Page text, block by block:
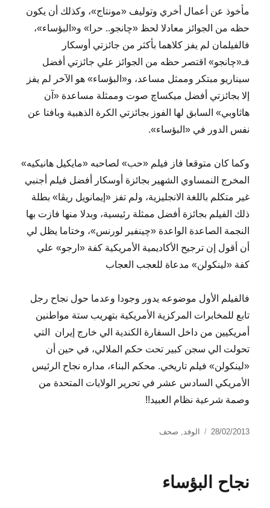
مأخوذ عن أعمال أخري وتوليف «مونتاج»، وكذلك أن يكون
حظه من الجوائز معادلا لحظ «چانجو.. حرا» و«البؤساء»،
فالفيلمان لم يفز كلاهما بأكثر من جائزتي أوسكار
فـ«چانجو» اقتصر حظه من الجوائز علي جائزتي أفضل
سيناريو مبتكر وممثل مساعد، و«البؤساء» هو الآخر لم يفز
إلا بجائزتي أفضل ميكساچ صوت وممثلة مساعدة «آن
هاثاوبي» السابق لها الفوز بجائزتي الكرة الذهبية وبافتا عن
نفس الدور في «البؤساء».
وكما كان متوقعا فاز فيلم «حب» لصاحبه «مايكيل هانيكيه»
المخرج النمساوي الشهير بجائزة أوسكار أفضل فيلم أجنبي
غير متكلم باللغة الانجليزية، ولم تفز «إيمانويل ريڤا» بطلة
ذلك الفيلم بجائزة أفضل ممثلة رئيسية، وبدلا منها فازت بها
النجمة الصاعدة الواعدة «چينفير لورنس»، وختاما يظل لي
أن أقول إن ترجيح الأكاديمية الأمريكية كفة «ارجو» علي
كفة «لينكولن» مدعاة للعجب العجاب
فالفيلم الأول موضوعه يدور وجودا وعدما حول نجاح رجل
تابع للمخابرات المركزية الأمريكية بتهريب ستة مواطنين
أمريكيين من داخل السفارة الكندية الي خارج إيران التي
تحولت الي سجن كبير تحت حكم الملالي، في حين أن
«لينكولن» فيلم تاريخي. محكم البناء، مداره نجاح الرئيس
الأمريكي السادس عشر في تحرير الولايات المتحدة من
وصمة شرعية نظام العبيد!!
نُشرت
28/02/2013 التصنيفات
الوفد صحف
نجاح البؤساء